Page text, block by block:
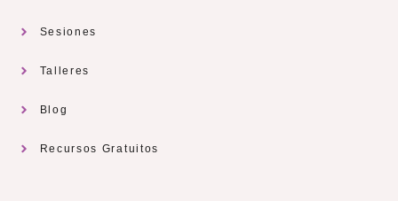
Sesiones
Talleres
Blog
Recursos Gratuitos